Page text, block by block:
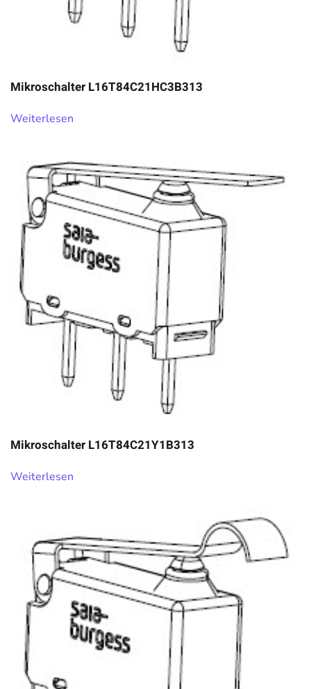
Mikroschalter L16T84C21HC3B313
Weiterlesen
Mikroschalter L16T84C21Y1B313
Weiterlesen